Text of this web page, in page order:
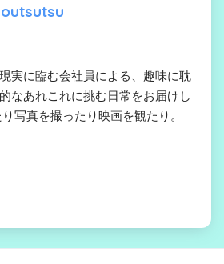
実に臨む会社員による、趣味に耽
なあれこれに挑む日常をお届けし
写真を撮ったり映画を観たり。